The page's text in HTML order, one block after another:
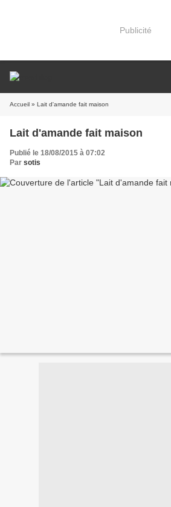
Publicité
Accueil » Lait d'amande fait maison
Lait d'amande fait maison
Publié le 18/08/2015 à 07:02
Par sotis